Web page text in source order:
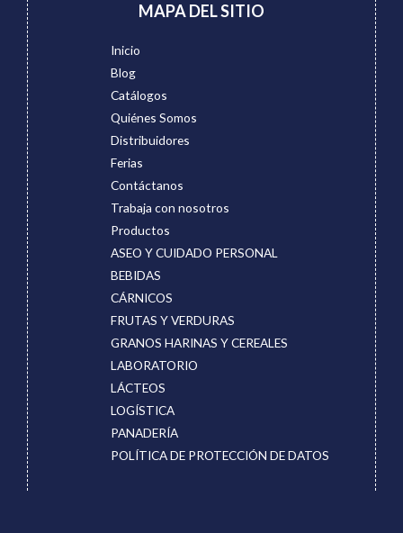
MAPA DEL SITIO
Inicio
Blog
Catálogos
Quiénes Somos
Distribuidores
Ferias
Contáctanos
Trabaja con nosotros
Productos
ASEO Y CUIDADO PERSONAL
BEBIDAS
CÁRNICOS
FRUTAS Y VERDURAS
GRANOS HARINAS Y CEREALES
LABORATORIO
LÁCTEOS
LOGÍSTICA
PANADERÍA
POLÍTICA DE PROTECCIÓN DE DATOS